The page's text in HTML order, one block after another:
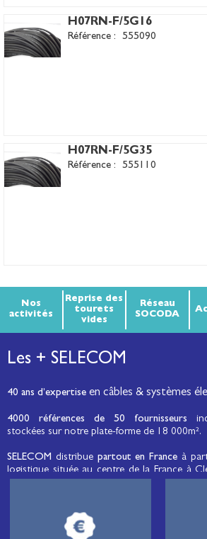
H07RN-F/5G16
Référence : 555090
H07RN-F/5G35
Référence : 555110
Nos
activités
Reprise des
tourets
vides
Réseau
SOCODA
Les + SELECOM
40 ans d’expertise en câbles & systèmes
4000 références de 50 fournisseurs
stockées sur notre plate-forme de 18 000m².
SELECOM distribue partout en France à
logistique située au centre de la France à
d’éclairage public et d'éco-mobilité destinée